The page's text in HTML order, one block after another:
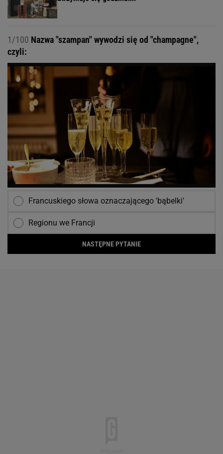
1/100 Nazwa "szampan" wywodzi się od "champagne",
czyli:
Francuskiego słowa oznaczającego 'bąbelki'
Regionu we Francji
NASTĘPNE PYTANIE